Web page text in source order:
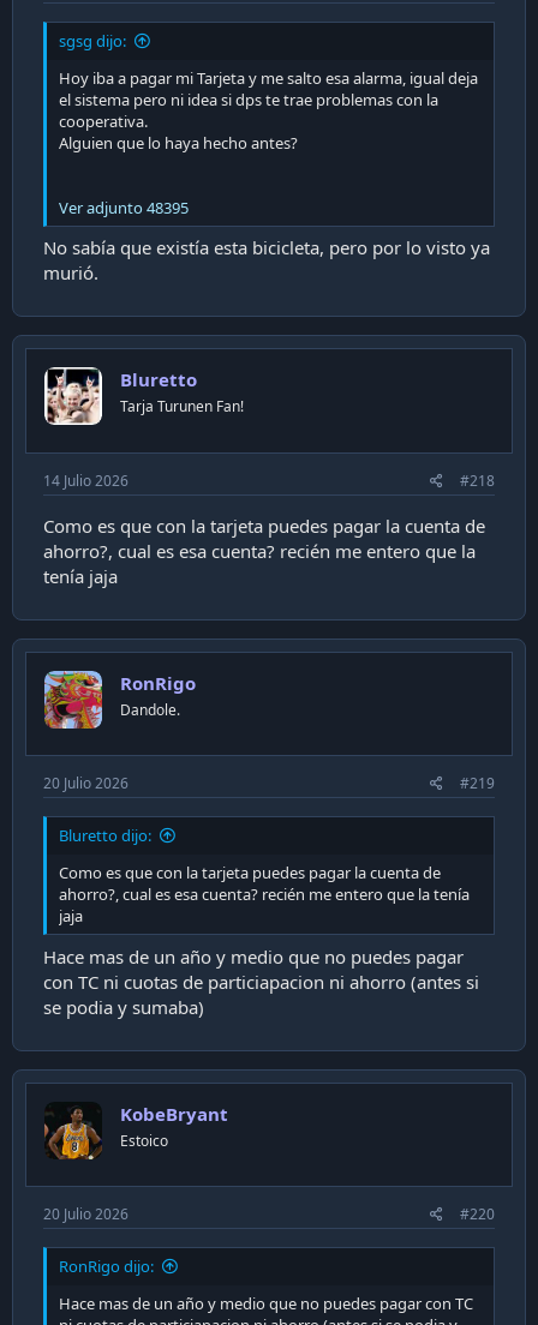
sgsg dijo:
Hoy iba a pagar mi Tarjeta y me salto esa alarma, igual deja
el sistema pero ni idea si dps te trae problemas con la
cooperativa.
Alguien que lo haya hecho antes?
Ver adjunto 48395
No sabía que existía esta bicicleta, pero por lo visto ya
murió.
Bluretto
Tarja Turunen Fan!
14 Julio 2026 #218
Como es que con la tarjeta puedes pagar la cuenta de
ahorro?, cual es esa cuenta? recién me entero que la
tenía jaja
RonRigo
Dandole.
20 Julio 2026 #219
Bluretto dijo:
Como es que con la tarjeta puedes pagar la cuenta de
ahorro?, cual es esa cuenta? recién me entero que la tenía
jaja
Hace mas de un año y medio que no puedes pagar
con TC ni cuotas de particiapacion ni ahorro (antes si
se podia y sumaba)
KobeBryant
Estoico
20 Julio 2026 #220
RonRigo dijo:
Hace mas de un año y medio que no puedes pagar con TC